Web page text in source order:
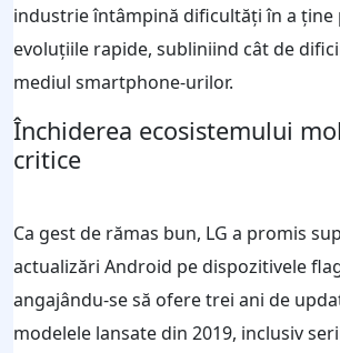
industrie întâmpină dificultăți în a ține
evoluțiile rapide, subliniind cât de
mediul smartphone-urilor.
Închiderea ecosistemului
critice
Ca gest de rămas bun, LG a promis
actualizări Android pe dispozitivele
angajându-se să ofere trei ani de
modelele lansate din 2019, inclusiv